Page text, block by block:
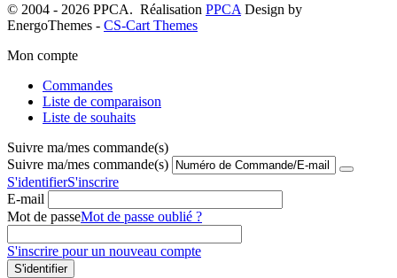
© 2004 - 2026 PPCA. Réalisation PPCA Design by
EnergoThemes - CS-Cart Themes
Mon compte
Commandes
Liste de comparaison
Liste de souhaits
Suivre ma/mes commande(s)
Suivre ma/mes commande(s)
S'identifierS'inscrire
E-mail
Mot de passeMot de passe oublié ?
S'inscrire pour un nouveau compte
S'identifier